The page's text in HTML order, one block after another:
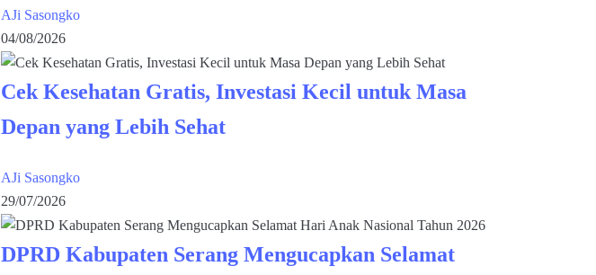
AJi Sasongko
04/08/2026
Cek Kesehatan Gratis, Investasi Kecil untuk Masa
Depan yang Lebih Sehat
AJi Sasongko
29/07/2026
DPRD Kabupaten Serang Mengucapkan Selamat